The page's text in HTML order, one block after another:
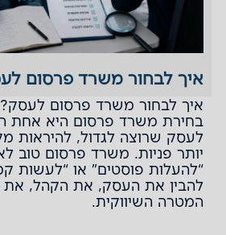
איך לבחור משרד פרסום
איך לבחור משרד פרסום לעסק?
בחירת משרד פרסום היא אחת
לעסק שרוצה לגדול, להיראות
יותר פניות. משרד פרסום טוב
“להעלות פוסטים” או “לעשות
להבין את העסק, את הקהל,
המטרה השיווקית.